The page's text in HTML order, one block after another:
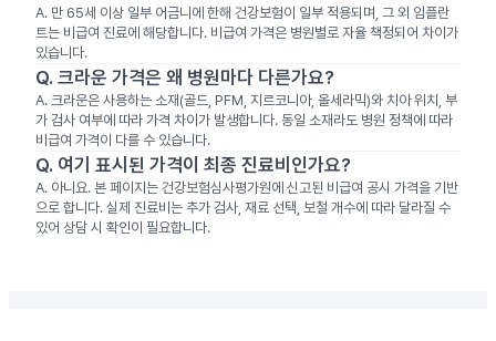
A. 만 65세 이상 일부 어금니에 한해 건강보험이 일부 적용되며, 그 외 임플란
트는 비급여 진료에 해당합니다. 비급여 가격은 병원별로 자율 책정되어 차이가
있습니다.
Q. 크라운 가격은 왜 병원마다 다른가요?
A. 크라운은 사용하는 소재(골드, PFM, 지르코니아, 올세라믹)와 치아 위치, 부
가 검사 여부에 따라 가격 차이가 발생합니다. 동일 소재라도 병원 정책에 따라
비급여 가격이 다를 수 있습니다.
Q. 여기 표시된 가격이 최종 진료비인가요?
A. 아니요. 본 페이지는 건강보험심사평가원에 신고된 비급여 공시 가격을 기반
으로 합니다. 실제 진료비는 추가 검사, 재료 선택, 보철 개수에 따라 달라질 수
있어 상담 시 확인이 필요합니다.